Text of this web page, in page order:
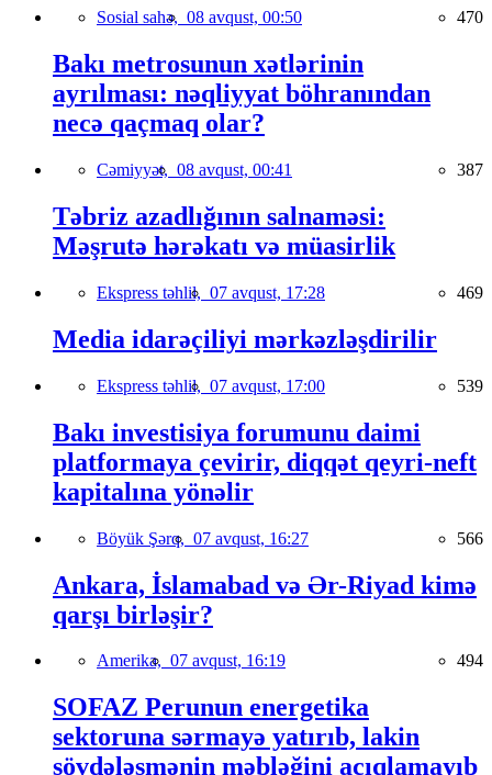
Sosial sahə, 08 avqust, 00:50 470
Bakı metrosunun xətlərinin
ayrılması: nəqliyyat böhranından
necə qaçmaq olar?
Cəmiyyət, 08 avqust, 00:41 387
Təbriz azadlığının salnaməsi:
Məşrutə hərəkatı və müasirlik
Ekspress təhlil, 07 avqust, 17:28 469
Media idarəçiliyi mərkəzləşdirilir
Ekspress təhlil, 07 avqust, 17:00 539
Bakı investisiya forumunu daimi
platformaya çevirir, diqqət qeyri-neft
kapitalına yönəlir
Böyük Şərq, 07 avqust, 16:27 566
Ankara, İslamabad və Ər-Riyad kimə
qarşı birləşir?
Amerika, 07 avqust, 16:19 494
SOFAZ Perunun energetika
sektoruna sərmayə yatırıb, lakin
sövdələşmənin məbləğini açıqlamayıb